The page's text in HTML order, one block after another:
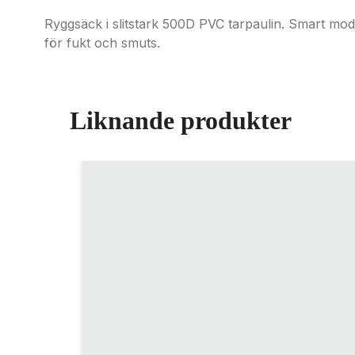
Ryggsäck i slitstark 500D PVC tarpaulin. Smart
för fukt och smuts.
Liknande produkter